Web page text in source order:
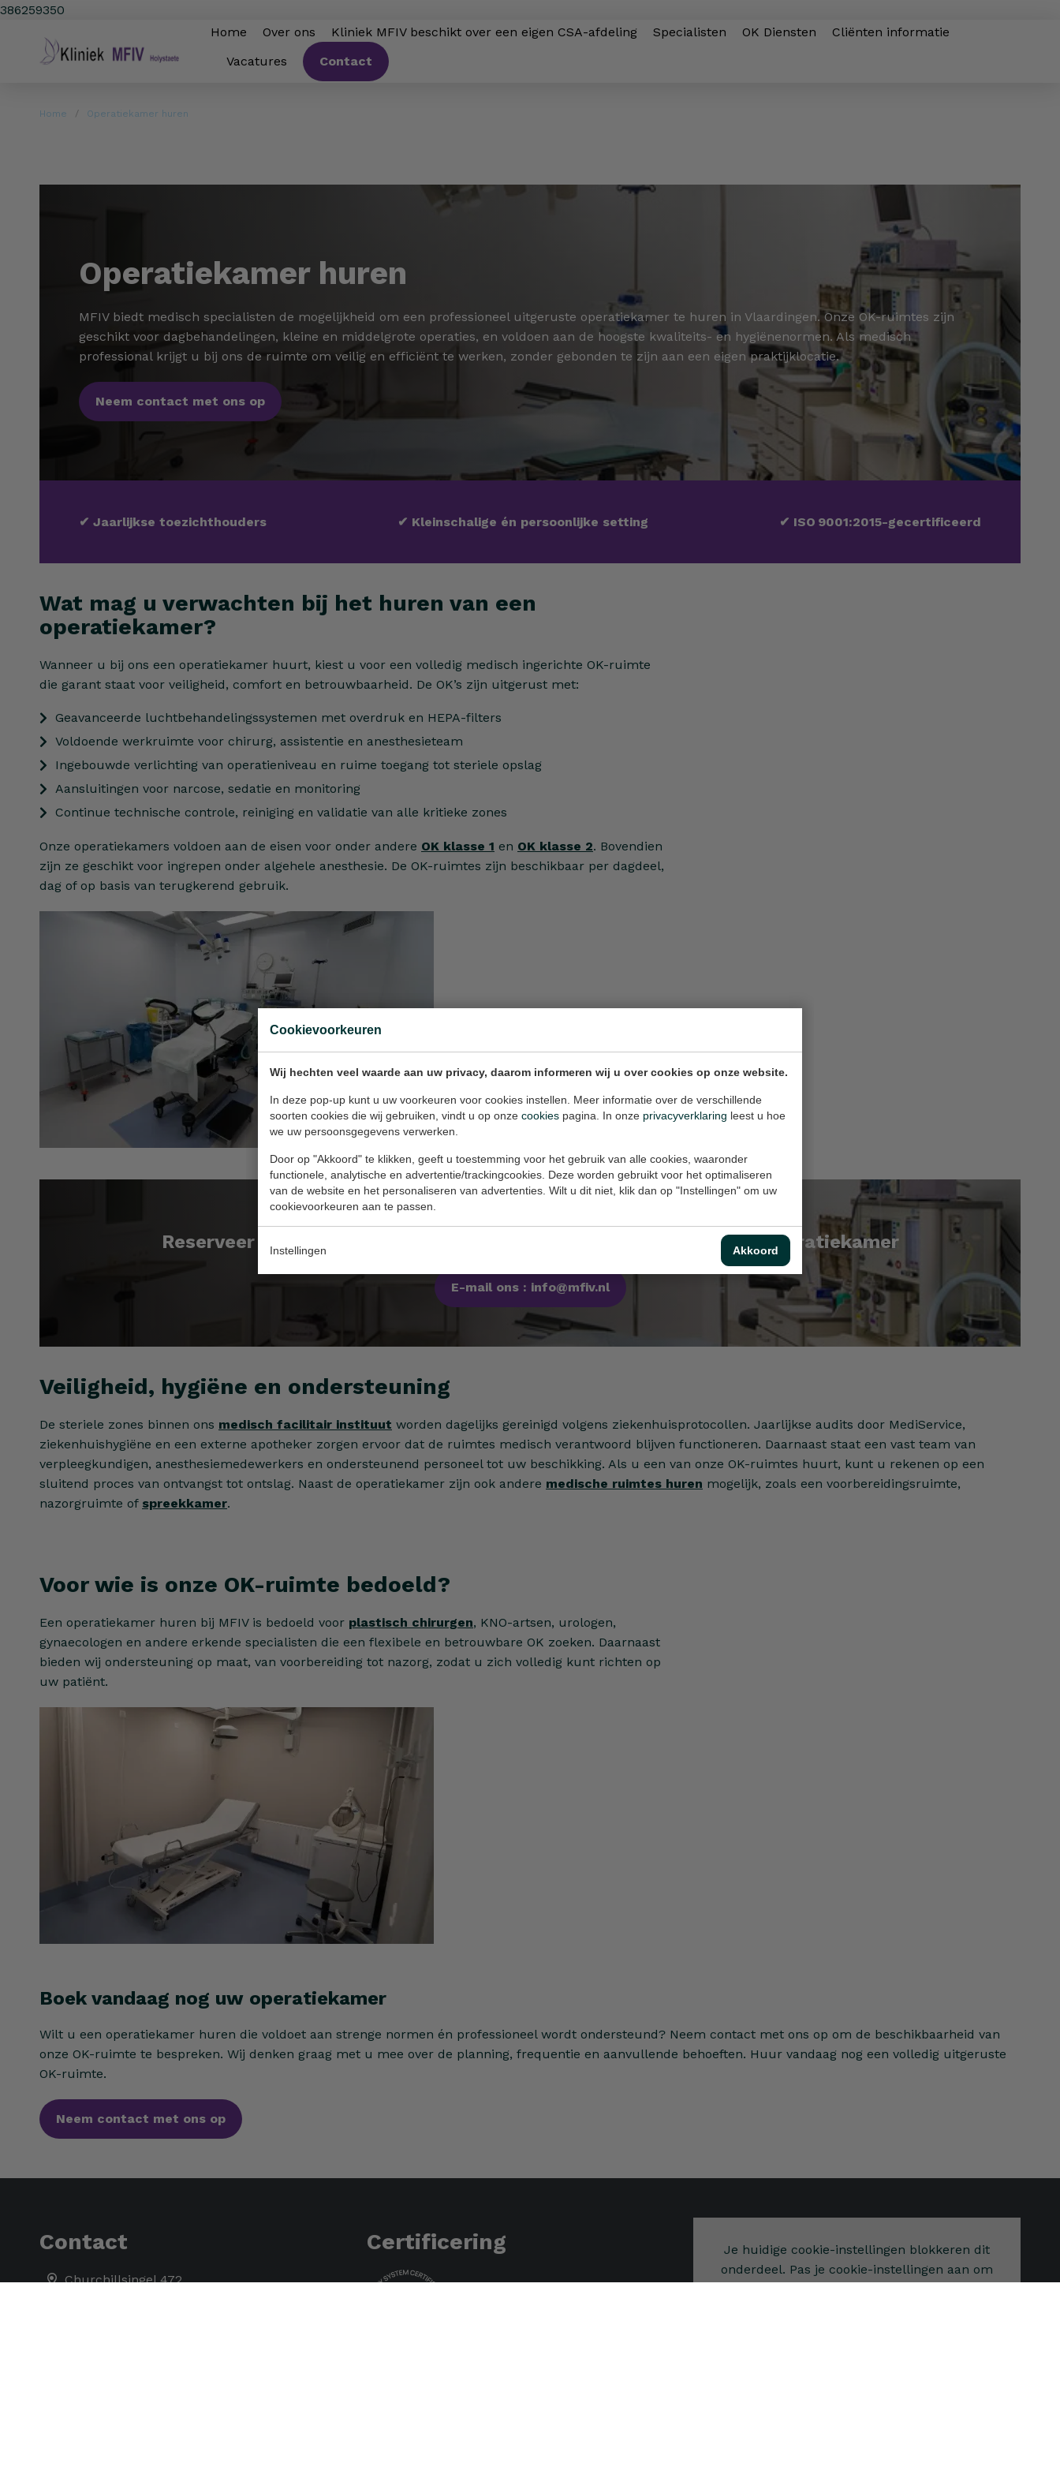
386259350
Cookievoorkeuren
Wij hechten veel waarde aan uw privacy, daarom informeren wij u over cookies op onze website.
In deze pop-up kunt u uw voorkeuren voor cookies instellen. Meer informatie over de verschillende
soorten cookies die wij gebruiken, vindt u op onze cookies pagina. In onze privacyverklaring leest u hoe
we uw persoonsgegevens verwerken.
Door op "Akkoord" te klikken, geeft u toestemming voor het gebruik van alle cookies, waaronder
functionele, analytische en advertentie/trackingcookies. Deze worden gebruikt voor het optimaliseren
van de website en het personaliseren van advertenties. Wilt u dit niet, klik dan op "Instellingen" om uw
cookievoorkeuren aan te passen.
Instellingen Akkoord
Home Over ons Kliniek MFIV beschikt over een eigen CSA-afdeling Specialisten OK Diensten
Cliënten informatie
Vacatures
Contact
Home Operatiekamer huren
Operatiekamer huren
MFIV biedt medisch specialisten de mogelijkheid om een professioneel uitgeruste operatiekamer te huren in Vlaardingen. Onze OK-ruimtes zijn
geschikt voor dagbehandelingen, kleine en middelgrote operaties, en voldoen aan de hoogste kwaliteits- en hygiënenormen. Als medisch
professional krijgt u bij ons de ruimte om veilig en efficiënt te werken, zonder gebonden te zijn aan een eigen praktijklocatie.
Neem contact met ons op
✔ Jaarlijkse toezichthouders ✔ Kleinschalige én persoonlijke setting ✔ ISO 9001:2015-gecertificeerd
Wat mag u verwachten bij het huren van een
operatiekamer?
Wanneer u bij ons een operatiekamer huurt, kiest u voor een volledig medisch ingerichte OK-ruimte
die garant staat voor veiligheid, comfort en betrouwbaarheid. De OK’s zijn uitgerust met:
Geavanceerde luchtbehandelingssystemen met overdruk en HEPA-filters
Voldoende werkruimte voor chirurg, assistentie en anesthesieteam
Ingebouwde verlichting van operatieniveau en ruime toegang tot steriele opslag
Aansluitingen voor narcose, sedatie en monitoring
Continue technische controle, reiniging en validatie van alle kritieke zones
Onze operatiekamers voldoen aan de eisen voor onder andere OK klasse 1 en OK klasse 2. Bovendien
zijn ze geschikt voor ingrepen onder algehele anesthesie. De OK-ruimtes zijn beschikbaar per dagdeel,
dag of op basis van terugkerend gebruik.
Reserveer vandaag nog een steriele en professioneel uitgeruste operatiekamer
E-mail ons : info@mfiv.nl
Veiligheid, hygiëne en ondersteuning
De steriele zones binnen ons medisch facilitair instituut worden dagelijks gereinigd volgens ziekenhuisprotocollen. Jaarlijkse audits door MediService,
ziekenhuishygiëne en een externe apotheker zorgen ervoor dat de ruimtes medisch verantwoord blijven functioneren. Daarnaast staat een vast team van
verpleegkundigen, anesthesiemedewerkers en ondersteunend personeel tot uw beschikking. Als u een van onze OK-ruimtes huurt, kunt u rekenen op een
sluitend proces van ontvangst tot ontslag. Naast de operatiekamer zijn ook andere medische ruimtes huren mogelijk, zoals een voorbereidingsruimte,
nazorgruimte of spreekkamer.
Voor wie is onze OK-ruimte bedoeld?
Een operatiekamer huren bij MFIV is bedoeld voor plastisch chirurgen, KNO-artsen, urologen,
gynaecologen en andere erkende specialisten die een flexibele en betrouwbare OK zoeken. Daarnaast
bieden wij ondersteuning op maat, van voorbereiding tot nazorg, zodat u zich volledig kunt richten op
uw patiënt.
Boek vandaag nog uw operatiekamer
Wilt u een operatiekamer huren die voldoet aan strenge normen én professioneel wordt ondersteund? Neem contact met ons op om de beschikbaarheid van
onze OK-ruimte te bespreken. Wij denken graag met u mee over de planning, frequentie en aanvullende behoeften. Huur vandaag nog een volledig uitgeruste
OK-ruimte.
Neem contact met ons op
Contact
Churchillsingel 472
Certificering
Je huidige cookie-instellingen blokkeren dit
onderdeel. Pas je cookie-instellingen aan om